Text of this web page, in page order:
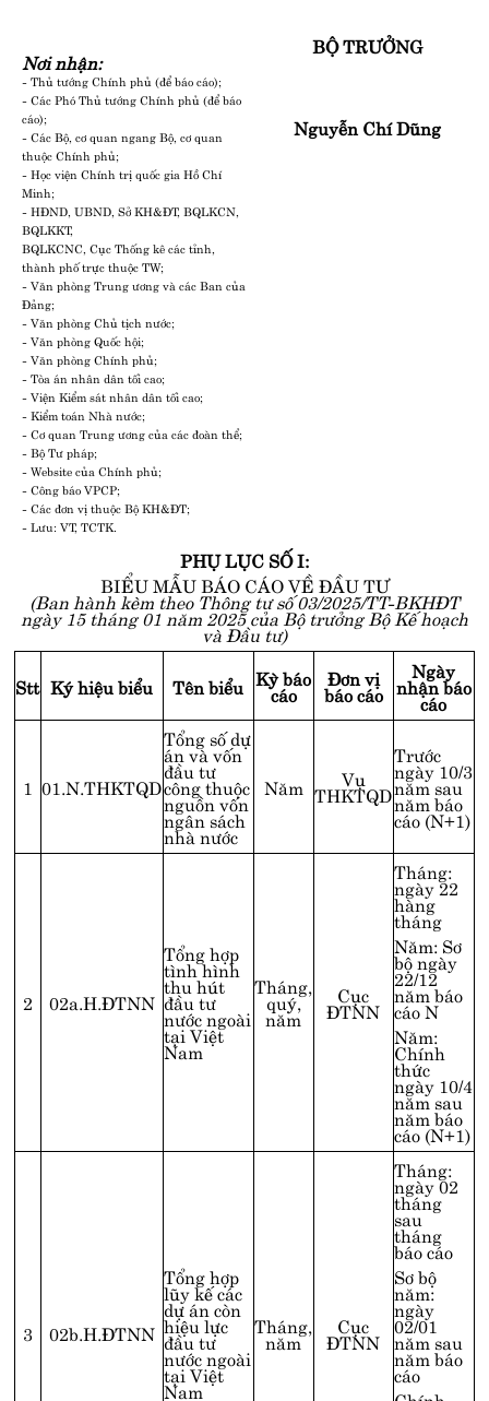
Nơi nhận:
- Thủ tướng Chính phủ (để báo cáo);
- Các Phó Thủ tướng Chính phủ (để báo
cáo);
- Các Bộ, cơ quan ngang Bộ, cơ quan
thuộc Chính phủ;
- Học viện Chính trị quốc gia Hồ Chí
Minh;
- HĐND, UBND, Sở KH&ĐT, BQLKCN,
BQLKKT,
BQLKCNC, Cục Thống kê các tỉnh,
thành phố trực thuộc TW;
- Văn phòng Trung ương và các Ban của
Đảng;
- Văn phòng Chủ tịch nước;
- Văn phòng Quốc hội;
- Văn phòng Chính phủ;
- Tòa án nhân dân tối cao;
- Viện Kiểm sát nhân dân tối cao;
- Kiểm toán Nhà nước;
- Cơ quan Trung ương của các đoàn thể;
- Bộ Tư pháp;
- Website của Chính phủ;
- Công báo VPCP;
- Các đơn vị thuộc Bộ KH&ĐT;
- Lưu: VT, TCTK.
BỘ TRƯỞNG
Nguyễn Chí Dũng
PHỤ LỤC SỐ I:
BIỂU MẪU BÁO CÁO VỀ ĐẦU TƯ
(Ban hành kèm theo Thông tư số 03/2025/TT-BKHĐT
ngày 15 tháng 01 năm 2025 của Bộ trưởng Bộ Kế hoạch
và Đầu tư)
Stt Ký hiệu biểu Tên biểu Kỳ báo
cáo
Đơn vị
báo cáo
Ngày
nhận báo
cáo
1 01.N.THKTQD
Tổng số dự
án và vốn
đầu tư
công thuộc
nguồn vốn
ngân sách
nhà nước
Năm Vụ
THKTQD
Trước
ngày 10/3
năm sau
năm báo
cáo (N+1)
2 02a.H.ĐTNN
Tổng hợp
tình hình
thu hút
đầu tư
nước ngoài
tại Việt
Nam
Tháng,
quý,
năm
Cục
ĐTNN
Tháng:
ngày 22
hàng
tháng
Năm: Sơ
bộ ngày
22/12
năm báo
cáo N
Năm:
Chính
thức
ngày 10/4
năm sau
năm báo
cáo (N+1)
3 02b.H.ĐTNN
Tổng hợp
lũy kế các
dự án còn
hiệu lực
đầu tư
nước ngoài
tại Việt
Nam
Tháng,
năm
Cục
ĐTNN
Tháng:
ngày 02
tháng
sau
tháng
báo cáo
Sơ bộ
năm:
ngày
02/01
năm sau
năm báo
cáo
Địa chỉ liên hệ